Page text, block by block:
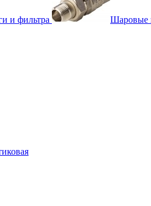
и фильтра Шаровые